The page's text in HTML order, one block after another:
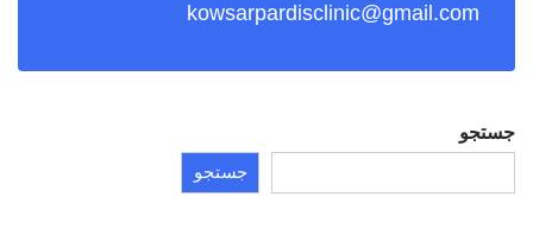
kowsarpardisclinic@gmail.com
جستجو
جستجو